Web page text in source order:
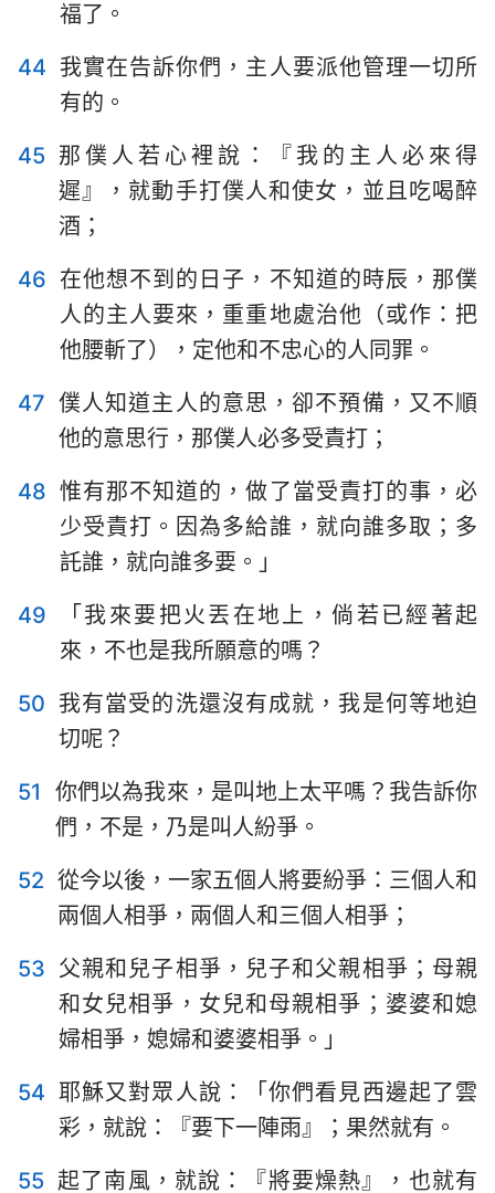
福了。
44 我實在告訴你們，主人要派他管理一切所
有的。
45 那僕人若心裡說：『我的主人必來得
遲』，就動手打僕人和使女，並且吃喝醉
酒；
46 在他想不到的日子，不知道的時辰，那僕
人的主人要來，重重地處治他（或作：把
他腰斬了），定他和不忠心的人同罪。
47 僕人知道主人的意思，卻不預備，又不順
他的意思行，那僕人必多受責打；
48 惟有那不知道的，做了當受責打的事，必
少受責打。因為多給誰，就向誰多取；多
託誰，就向誰多要。」
49
「我來要把火丟在地上，倘若已經著起
來，不也是我所願意的嗎？
50 我有當受的洗還沒有成就，我是何等地迫
切呢？
51
你們以為我來，是叫地上太平嗎？我告訴你
們，不是，乃是叫人紛爭。
52 從今以後，一家五個人將要紛爭：三個人和
兩個人相爭，兩個人和三個人相爭；
53 父親和兒子相爭，兒子和父親相爭；母親
和女兒相爭，女兒和母親相爭；婆婆和媳
婦相爭，媳婦和婆婆相爭。」
54 耶穌又對眾人說：「你們看見西邊起了雲
彩，就說：『要下一陣雨』；果然就有。
55 起了南風，就說：『將要燥熱』，也就有